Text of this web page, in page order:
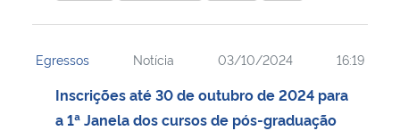
Egressos Notícia 03/10/2024 16:19
Inscrições até 30 de outubro de 2024 para
a 1ª Janela dos cursos de pós-graduação